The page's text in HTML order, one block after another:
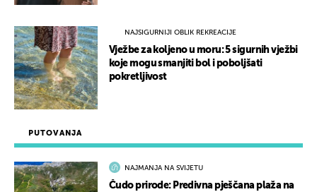
PUTOVANJA
NAJMANJA NA SVIJETU
Čudo prirode: Predivna pješčana plaža na
NAJSIGURNIJI OBLIK REKREACIJE
Vježbe za koljeno u moru: 5 sigurnih vježbi
koje mogu smanjiti bol i poboljšati
pokretljivost